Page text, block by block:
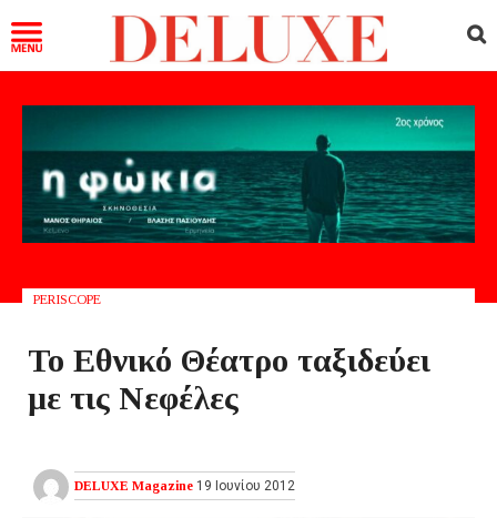
PERISCOPE
Το Εθνικό Θέατρο ταξιδεύει
με τις Νεφέλες
DELUXE Magazine 19 Ιουνίου 2012